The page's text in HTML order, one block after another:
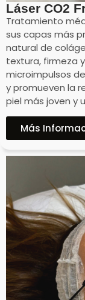
Láser CO2
Tratamiento
sus capas más
natural de
textura, firmeza
microimpulsos
y promueven la
piel más joven y
Más